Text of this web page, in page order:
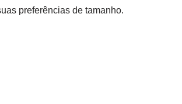
preferências de tamanho.